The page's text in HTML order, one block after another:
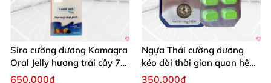
Siro cường dương Kamagra
Oral Jelly hương trái cây 7
gói 100g chính hãng
650.000₫
Ngựa Thái cường dương
kéo dài thời gian quan hệ
nam giới
350.000₫